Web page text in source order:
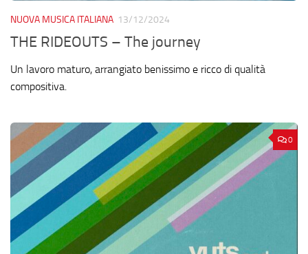
NUOVA MUSICA ITALIANA 13/12/2024
THE RIDEOUTS – The journey
Un lavoro maturo, arrangiato benissimo e ricco di qualità
compositiva.
0